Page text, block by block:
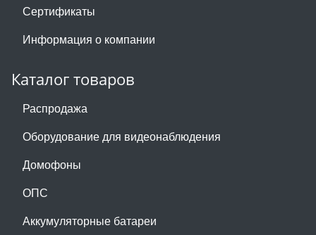
Сертификаты
Информация о компании
Каталог товаров
Распродажа
Оборудование для видеонаблюдения
Домофоны
ОПС
Аккумуляторные батареи